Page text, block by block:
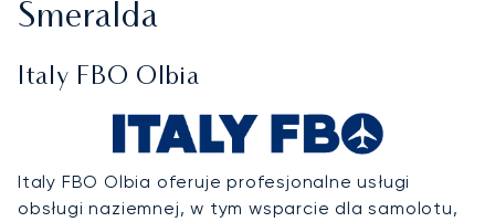
Smeralda
Italy FBO Olbia
Italy FBO Olbia oferuje profesjonalne usługi
obsługi naziemnej, w tym wsparcie dla samolotu,